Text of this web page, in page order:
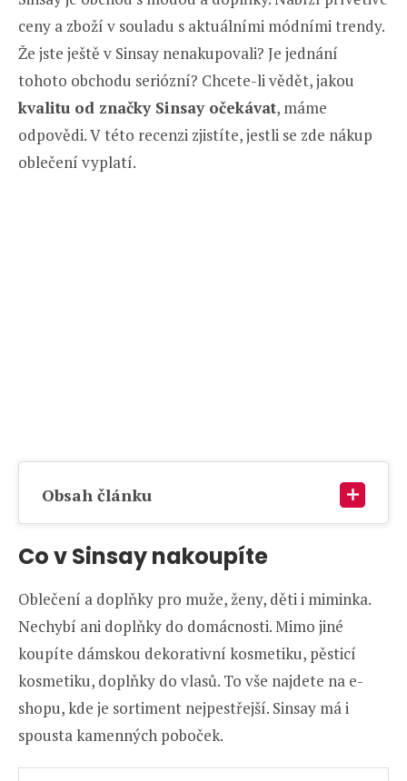
ceny a zboží v souladu s aktuálními módními trendy.
Že jste ještě v Sinsay nenakupovali? Je jednání
tohoto obchodu seriózní? Chcete-li vědět, jakou
kvalitu od značky Sinsay očekávat, máme
odpovědi. V této recenzi zjistíte, jestli se zde nákup
oblečení vyplatí.
Obsah článku
Co v Sinsay nakoupíte
Oblečení a doplňky pro muže, ženy, děti i miminka.
Nechybí ani doplňky do domácnosti. Mimo jiné
koupíte dámskou dekorativní kosmetiku, pěsticí
kosmetiku, doplňky do vlasů. To vše najdete na e-
shopu, kde je sortiment nejpestřejší. Sinsay má i
spousta kamenných poboček.